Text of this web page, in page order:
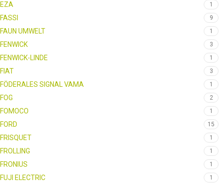
EZA 1
FASSI 9
FAUN UMWELT 1
FENWICK 3
FENWICK-LINDE 1
FIAT 3
FÖDERALES SIGNAL VAMA 1
FOG 2
FOMOCO 1
FORD 15
FRISQUET 1
FROLLING 1
FRONIUS 1
FUJI ELECTRIC 1